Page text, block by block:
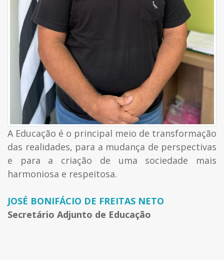
A Educação é o principal meio de transformação
das realidades, para a mudança de perspectivas
e para a criação de uma sociedade mais
harmoniosa e respeitosa.
JOSÉ BONIFÁCIO DE FREITAS NETO
Secretário Adjunto de Educação